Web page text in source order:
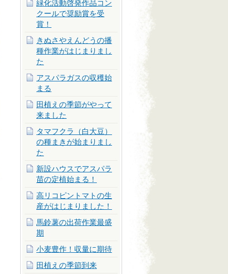
緑化活動啓発作品コン
クールで奨励賞を受
賞！
きぬさやえんどうの播
種作業がはじまりまし
た
アスパラガスの収穫始
まる
田植えの季節がやって
来ました
タマフクラ（白大豆）
の種まきが始まりまし
た
新設ハウスでアスパラ
苗の定植始まる！
高リコピントマトの生
産がはじまりました！
馬鈴薯の出荷作業最盛
期
小麦豊作！収量に期待
田植えの季節到来